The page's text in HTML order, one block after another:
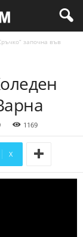
започна във
1169
X